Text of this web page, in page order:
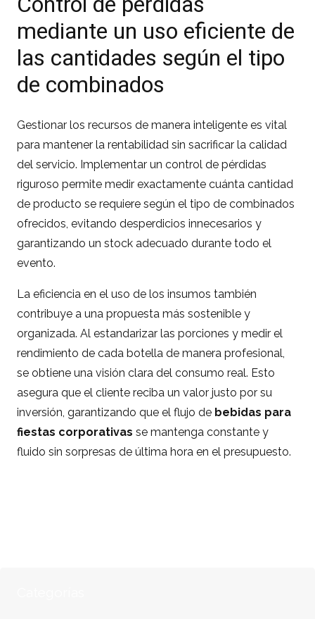
mediante un uso eficiente de
las cantidades según el tipo
de combinados
Gestionar los recursos de manera inteligente es vital
para mantener la rentabilidad sin sacrificar la calidad
del servicio. Implementar un control de pérdidas
riguroso permite medir exactamente cuánta cantidad
de producto se requiere según el tipo de combinados
ofrecidos, evitando desperdicios innecesarios y
garantizando un stock adecuado durante todo el
evento.
La eficiencia en el uso de los insumos también
contribuye a una propuesta más sostenible y
organizada. Al estandarizar las porciones y medir el
rendimiento de cada botella de manera profesional,
se obtiene una visión clara del consumo real. Esto
asegura que el cliente reciba un valor justo por su
inversión, garantizando que el flujo de bebidas para
fiestas corporativas se mantenga constante y
fluido sin sorpresas de última hora en el presupuesto.